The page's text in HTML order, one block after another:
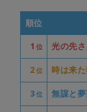
順位
1 位 光の先
2位 時は来
3位 無謀と